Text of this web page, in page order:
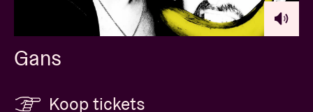
Gans
Koop tickets